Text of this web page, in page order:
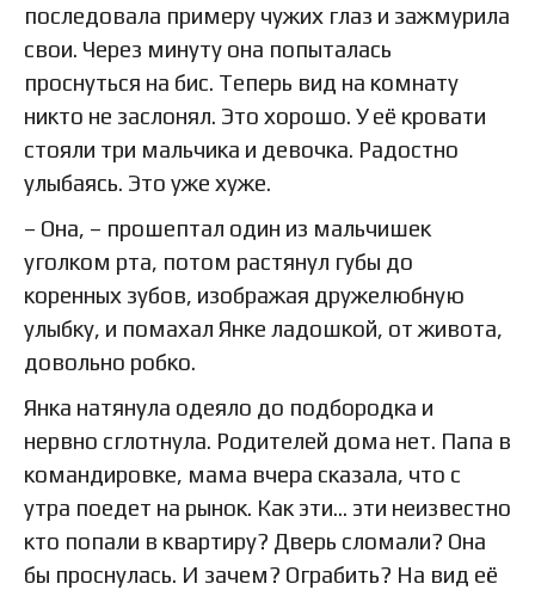
последовала примеру чужих глаз и зажмурила
свои. Через минуту она попыталась
проснуться на бис. Теперь вид на комнату
никто не заслонял. Это хорошо. У её кровати
стояли три мальчика и девочка. Радостно
улыбаясь. Это уже хуже.
– Она, – прошептал один из мальчишек
уголком рта, потом растянул губы до
коренных зубов, изображая дружелюбную
улыбку, и помахал Янке ладошкой, от живота,
довольно робко.
Янка натянула одеяло до подбородка и
нервно сглотнула. Родителей дома нет. Папа в
командировке, мама вчера сказала, что с
утра поедет на рынок. Как эти… эти неизвестно
кто попали в квартиру? Дверь сломали? Она
бы проснулась. И зачем? Ограбить? На вид её